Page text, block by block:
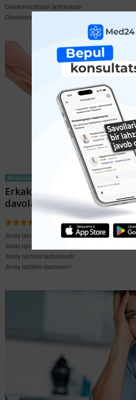
Ginekomastiyani tashxislash
Ginekomastiya alomat...
Maqolalar
Erkaklarda jinsiy ojizlik
davolash
Jinsiy ojizlik ta’rifi
Jinsiy ojizlik alomatlari va sabablari
Jinsiy ojizlikni tashxislash
Jinsiy ojizlikni davolash<...